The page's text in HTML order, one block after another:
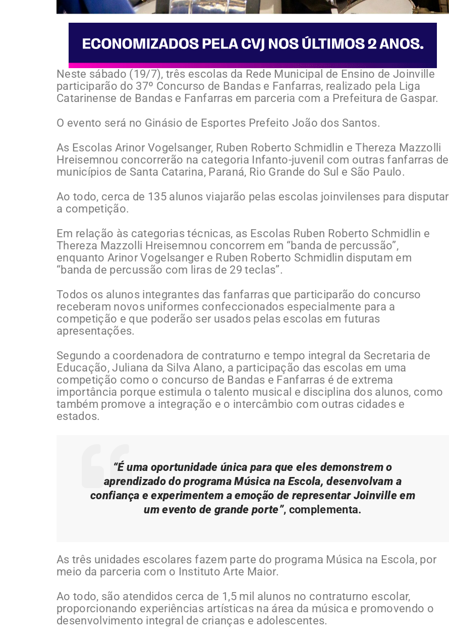
Neste sábado (19/7), três escolas da Rede Municipal de Ensino de Joinville
participarão do 37º Concurso de Bandas e Fanfarras, realizado pela Liga
Catarinense de Bandas e Fanfarras em parceria com a Prefeitura de Gaspar.
O evento será no Ginásio de Esportes Prefeito João dos Santos.
As Escolas Arinor Vogelsanger, Ruben Roberto Schmidlin e Thereza Mazzolli
Hreisemnou concorrerão na categoria Infanto-juvenil com outras fanfarras de
municípios de Santa Catarina, Paraná, Rio Grande do Sul e São Paulo.
Ao todo, cerca de 135 alunos viajarão pelas escolas joinvilenses para disputar
a competição.
Em relação às categorias técnicas, as Escolas Ruben Roberto Schmidlin e
Thereza Mazzolli Hreisemnou concorrem em “banda de percussão”,
enquanto Arinor Vogelsanger e Ruben Roberto Schmidlin disputam em
“banda de percussão com liras de 29 teclas”.
Todos os alunos integrantes das fanfarras que participarão do concurso
receberam novos uniformes confeccionados especialmente para a
competição e que poderão ser usados pelas escolas em futuras
apresentações.
Segundo a coordenadora de contraturno e tempo integral da Secretaria de
Educação, Juliana da Silva Alano, a participação das escolas em uma
competição como o concurso de Bandas e Fanfarras é de extrema
importância porque estimula o talento musical e disciplina dos alunos, como
também promove a integração e o intercâmbio com outras cidades e
estados.
“É uma oportunidade única para que eles demonstrem o
aprendizado do programa Música na Escola, desenvolvam a
confiança e experimentem a emoção de representar Joinville em
um evento de grande porte”, complementa.
As três unidades escolares fazem parte do programa Música na Escola, por
meio da parceria com o Instituto Arte Maior.
Ao todo, são atendidos cerca de 1,5 mil alunos no contraturno escolar,
proporcionando experiências artísticas na área da música e promovendo o
desenvolvimento integral de crianças e adolescentes.